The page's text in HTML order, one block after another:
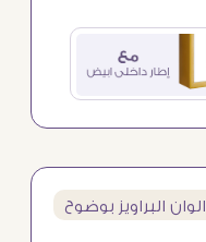
الوان البراويز بوضوح